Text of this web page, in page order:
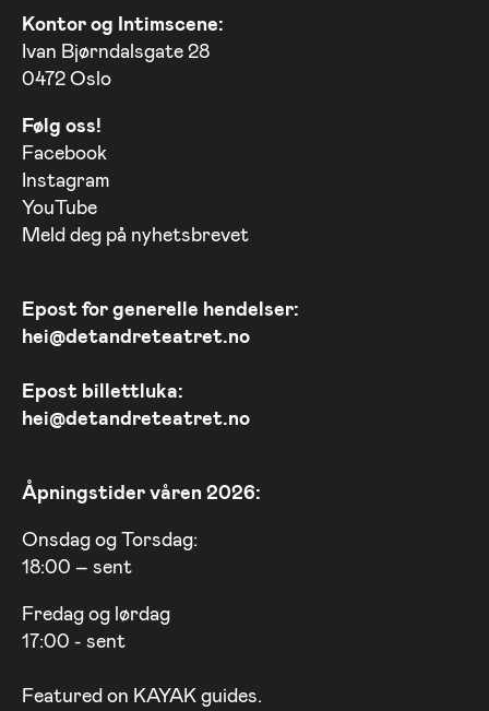
Kontor og Intimscene:
Ivan Bjørndalsgate 28
0472 Oslo
Følg oss!
Facebook
Instagram
YouTube
Meld deg på nyhetsbrevet
Epost for generelle hendelser:
hei@detandreteatret.no
Epost billettluka:
hei@detandreteatret.no
Åpningstider våren 2026:
Onsdag og Torsdag:
18:00 – sent
Fredag og lørdag
17:00 - sent
Featured on KAYAK guides.